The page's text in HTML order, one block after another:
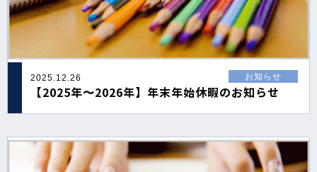
2025.12.26 お知らせ
【2025年〜2026年】年末年始休暇のお知らせ